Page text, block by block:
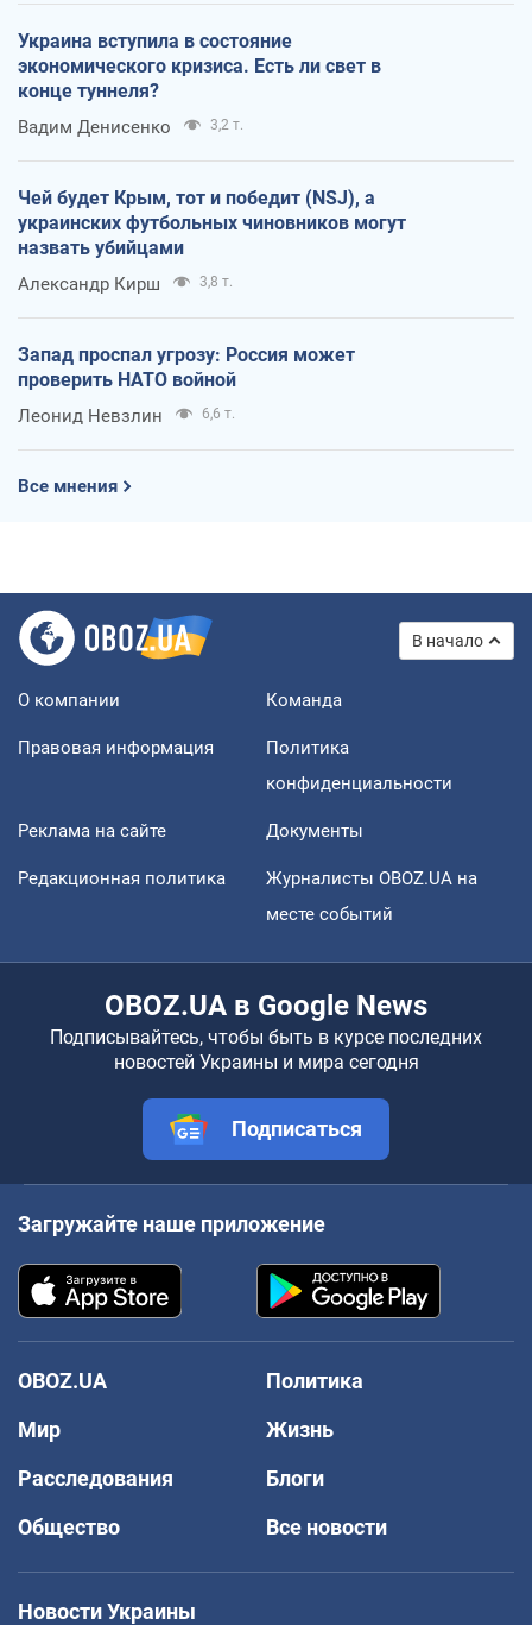
Украина вступила в состояние
экономического кризиса. Есть ли свет в
конце туннеля?
Вадим Денисенко 3,2 т.
Чей будет Крым, тот и победит (NSJ), а
украинских футбольных чиновников могут
назвать убийцами
Александр Кирш 3,8 т.
Запад проспал угрозу: Россия может
проверить НАТО войной
Леонид Невзлин 6,6 т.
Все мнения
В начало
О компании Команда
Правовая информация
Политика
конфиденциальности
Реклама на сайте Документы
Редакционная политика
Журналисты OBOZ.UA на
месте событий
OBOZ.UA в Google News
Подписывайтесь, чтобы быть в курсе последних
новостей Украины и мира сегодня
Подписаться
Загружайте наше приложение
OBOZ.UA
Политика
Мир
Жизнь
Расследования
Блоги
Общество
Все новости
Новости Украины